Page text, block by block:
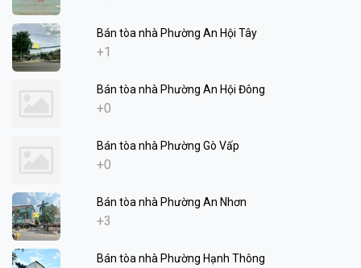
Bán tòa nhà Phường An Hội Tây
+1
Bán tòa nhà Phường An Hội Đông
+0
Bán tòa nhà Phường Gò Vấp
+0
Bán tòa nhà Phường An Nhơn
+3
Bán tòa nhà Phường Hạnh Thông